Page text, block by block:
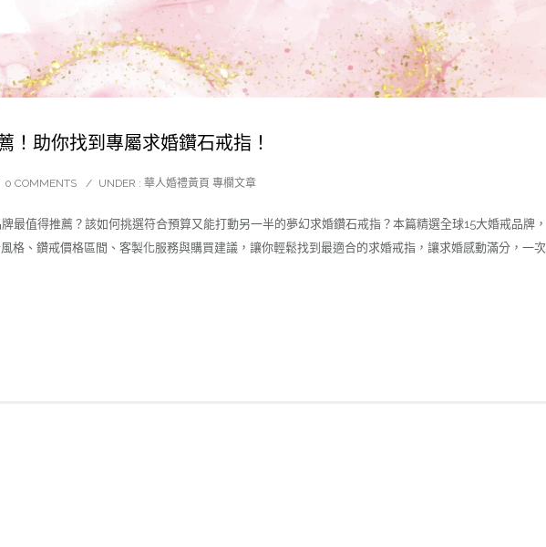
！助你找到專屬求婚鑽石戒指！
0 COMMENTS / UNDER : 華人婚禮黃頁 專欄文章
最值得推薦？該如何挑選符合預算又能打動另一半的夢幻求婚鑽石戒指？本篇精選全球15大婚戒品牌，
格、鑽戒價格區間、客製化服務與購買建議，讓你輕鬆找到最適合的求婚戒指，讓求婚感動滿分，一次